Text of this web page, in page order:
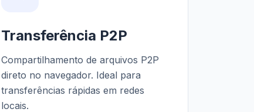
Transferência P2P
Compartilhamento de arquivos P2P
direto no navegador. Ideal para
transferências rápidas em redes
locais.